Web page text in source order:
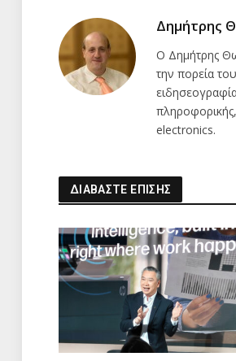
Δημήτρης
Ο Δημήτρης
την πορεία
electronics.
ΔΙΑΒΑΣΤΕ ΕΠΙΣΗΣ